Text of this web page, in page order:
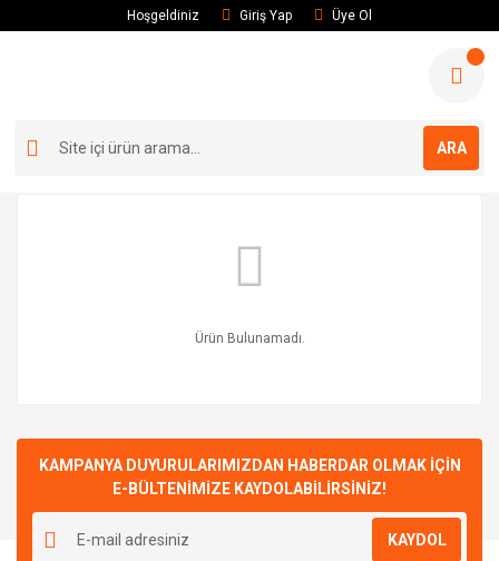
Hoşgeldiniz Giriş Yap Üye Ol
ARA
Ürün Bulunamadı.
KAMPANYA DUYURULARIMIZDAN HABERDAR OLMAK İÇİN
E-BÜLTENİMİZE KAYDOLABİLİRSİNİZ!
KAYDOL